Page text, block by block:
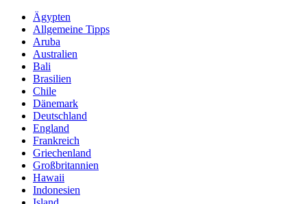
Ägypten
Allgemeine Tipps
Aruba
Australien
Bali
Brasilien
Chile
Dänemark
Deutschland
England
Frankreich
Griechenland
Großbritannien
Hawaii
Indonesien